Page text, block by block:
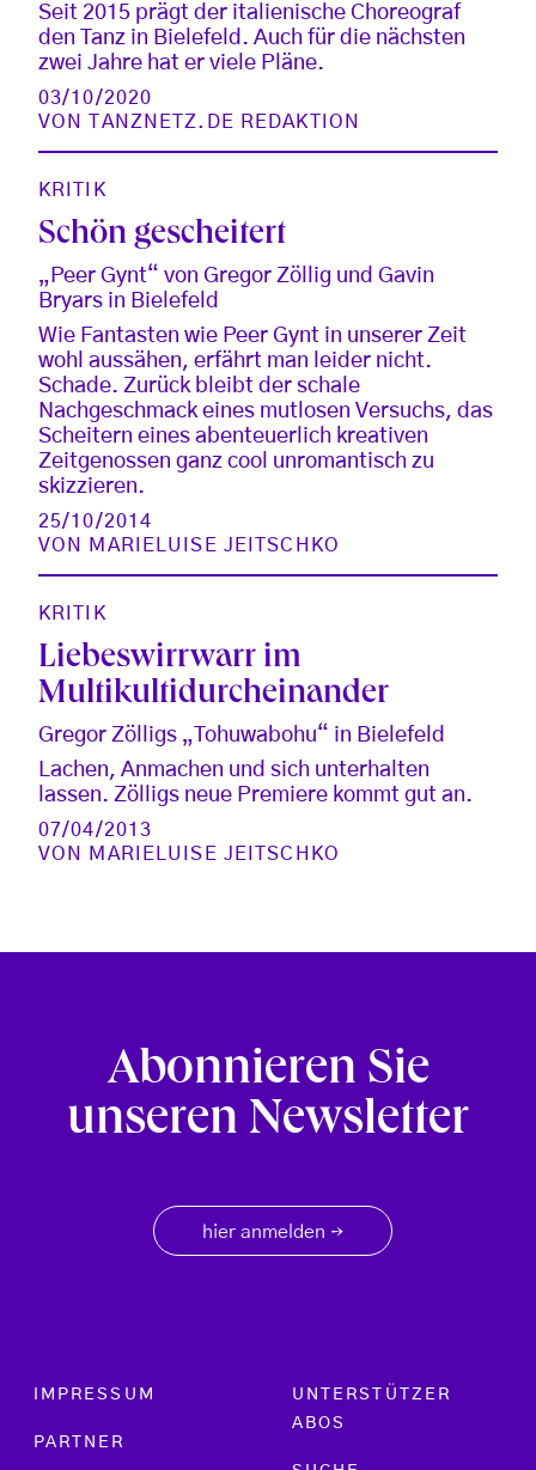
Seit 2015 prägt der italienische Choreograf
den Tanz in Bielefeld. Auch für die nächsten
zwei Jahre hat er viele Pläne.
03/10/2020
VON
TANZNETZ.DE REDAKTION
KRITIK
Schön gescheitert
„Peer Gynt“ von Gregor Zöllig und Gavin
Bryars in Bielefeld
Wie Fantasten wie Peer Gynt in unserer Zeit
wohl aussähen, erfährt man leider nicht.
Schade. Zurück bleibt der schale
Nachgeschmack eines mutlosen Versuchs, das
Scheitern eines abenteuerlich kreativen
Zeitgenossen ganz cool unromantisch zu
skizzieren.
25/10/2014
VON MARIELUISE JEITSCHKO
KRITIK
Liebeswirrwarr im
Multikultidurcheinander
Gregor Zölligs „Tohuwabohu“ in Bielefeld
Lachen, Anmachen und sich unterhalten
lassen. Zölligs neue Premiere kommt gut an.
07/04/2013
VON MARIELUISE JEITSCHKO
Abonnieren Sie
unseren Newsletter
hier anmelden →
Footer menu
IMPRESSUM
PARTNER
UNTERSTÜTZER
ABOS